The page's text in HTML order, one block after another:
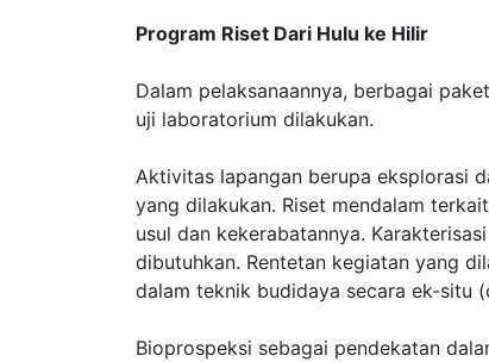
Program Riset Dari Hulu ke Hilir
Dalam pelaksanaannya, berbagai
uji laboratorium dilakukan.
Aktivitas lapangan berupa eksplorasi
yang dilakukan. Riset mendalam
usul dan kekerabatannya.
dibutuhkan. Rentetan kegiatan yang
dalam teknik budidaya secara ek-situ
Bioprospeksi sebagai pendekatan